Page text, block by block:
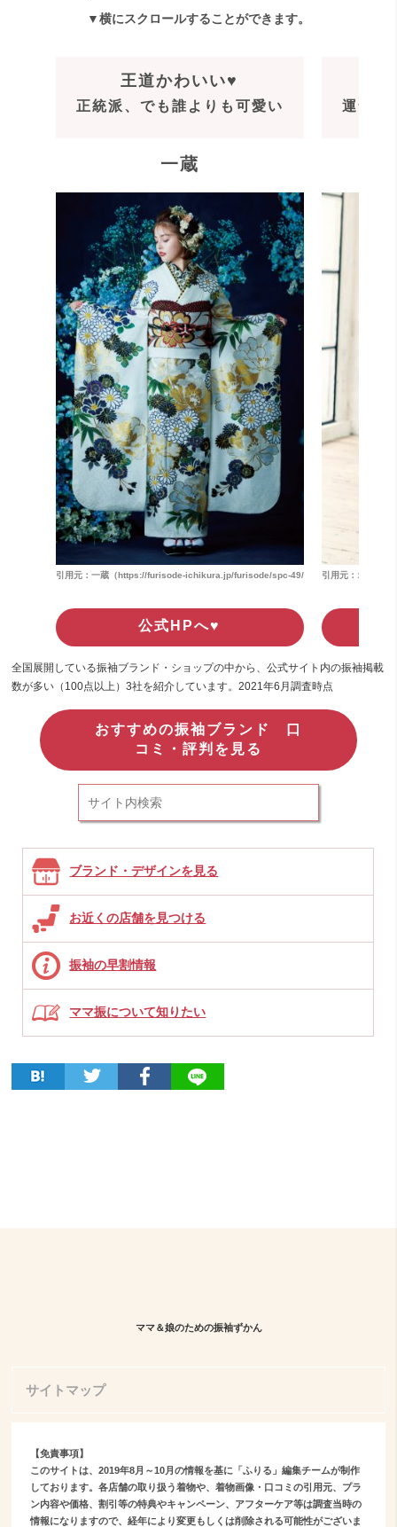
▼横にスクロールすることができます。
王道かわいい♥
正統派、でも誰よりも可愛い
一蔵
引用元：一蔵（https://furisode-ichikura.jp/furisode/spc-49/）
公式HPへ♥
運命の
引用元：オンデ
全国展開している振袖ブランド・ショップの中から、公式サイト内の振袖掲載
数が多い（100点以上）3社を紹介しています。2021年6月調査時点
おすすめの振袖ブランド 口
コミ・評判を見る
ブランド・デザインを見る
お近くの店舗を見つける
振袖の早割情報
ママ振について知りたい
ママ＆娘のための振袖ずかん
サイトマップ
【免責事項】
このサイトは、2019年8月～10月の情報を基に「ふりる」編集チームが制作
しております。各店舗の取り扱う着物や、着物画像・口コミの引用元、プラ
ン内容や価格、割引等の特典やキャンペーン、アフターケア等は調査当時の
情報になりますので、経年により変更もしくは削除される可能性がございま